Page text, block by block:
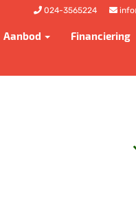
024-3565224
Aanbod Financiering